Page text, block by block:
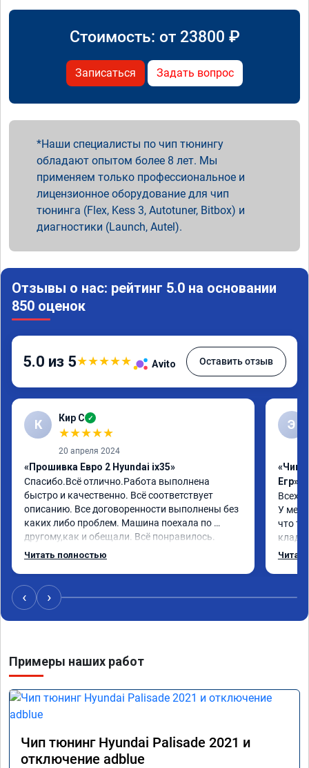
Стоимость: от 23800 ₽
Записаться Задать вопрос
Наши специалисты по чип тюнингу
обладают опытом более 8 лет. Мы
применяем только профессиональное и
лицензионное оборудование для чип
тюнинга (Flex, Kess 3, Autotuner, Bitbox) и
диагностики (Launch, Autel).
Отзывы о нас: рейтинг 5.0 на основании
850 оценок
5.0 из 5★★★★★ Avito Оставить отзыв
К Кир С ✓
★★★★★
20 апреля 2024
«Прошивка Евро 2 Hyundai ix35»
Спасибо.Всё отлично.Работа выполнена
быстро и качественно. Всё соответствует
описанию. Все договоренности выполнены без
каких либо проблем. Машина поехала по
другому,как и обещали. Всё понравилось.
Рекомендую данную компанию.
Читать полностью
Э
«Чип
Егр»
Всех
У
что
и ЕГР
В
‹ ›
Примеры наших работ
Чип тюнинг Hyundai Palisade 2021 и
отключение adblue